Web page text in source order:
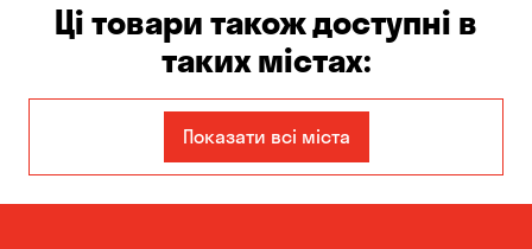
Ці товари також доступні в
таких містах:
Єлизаветівка
Авангард Бабурка
Показати всі міста